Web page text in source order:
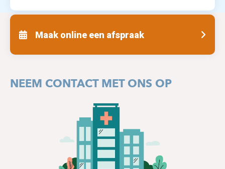
Maak online een afspraak
NEEM CONTACT MET ONS OP